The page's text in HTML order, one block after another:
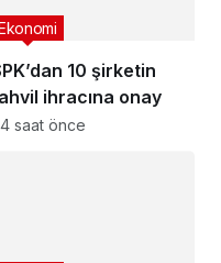
10 şirketin
ihracına onay
saat önce